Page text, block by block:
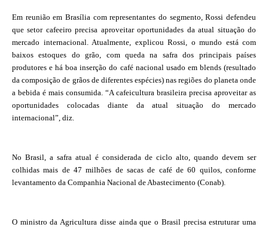
Em reunião em Brasília com representantes do segmento, Rossi defendeu
que setor cafeeiro precisa aproveitar oportunidades da atual situação do
mercado internacional. Atualmente, explicou Rossi, o mundo está com
baixos estoques do grão, com queda na safra dos principais países
produtores e há boa inserção do café nacional usado em blends (resultado
da composição de grãos de diferentes espécies) nas regiões do planeta onde
a bebida é mais consumida. “A cafeicultura brasileira precisa aproveitar as
oportunidades colocadas diante da atual situação do mercado
internacional”, diz.
No Brasil, a safra atual é considerada de ciclo alto, quando devem ser
colhidas mais de 47 milhões de sacas de café de 60 quilos, conforme
levantamento da Companhia Nacional de Abastecimento (Conab).
O ministro da Agricultura disse ainda que o Brasil precisa estruturar uma